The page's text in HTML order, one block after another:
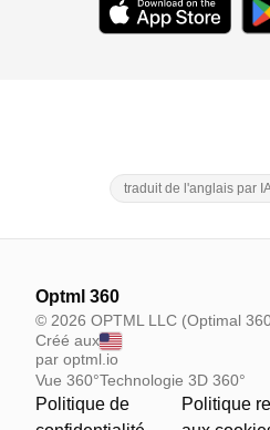
traduit de l'anglais par
Optml 360
© 2026 OPTML LLC (Optimal
Créé aux
par optml.io
Vue 360°Technologie 3D 360°
Politique de
Politique